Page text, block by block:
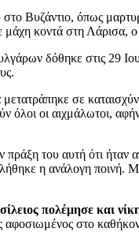
Βυζάντιο, όπως
κοντά στη Λάρισα,
δόθηκε στις 29
σε
όλοι οι αιχμάλωτοι,
πράξη του αυτή ότι
η ανάλογη
πολέμησε και
αφοσιωμένος στο